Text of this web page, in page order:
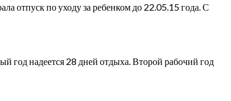
отпуск по уходу за ребенком до 22.05.15 года. С
год надеется 28 дней отдыха. Второй рабочий год